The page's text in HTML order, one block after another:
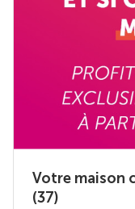
Votre maison
(37)